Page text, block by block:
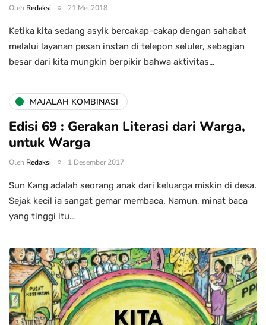
Oleh Redaksi 21 Mei 2018
Ketika kita sedang asyik bercakap-cakap dengan sahabat
melalui layanan pesan instan di telepon seluler, sebagian
besar dari kita mungkin berpikir bahwa aktivitas…
MAJALAH KOMBINASI
Edisi 69 : Gerakan Literasi dari Warga,
untuk Warga
Oleh Redaksi 1 Desember 2017
Sun Kang adalah seorang anak dari keluarga miskin di desa.
Sejak kecil ia sangat gemar membaca. Namun, minat baca
yang tinggi itu…